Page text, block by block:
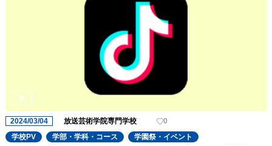
2024/03/04 放送芸術学院専門学校
0
学校PV
学部・学科・コース 学園祭・イベント